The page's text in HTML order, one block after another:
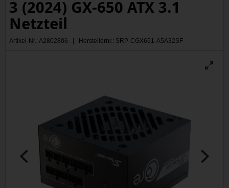
3 (2024) GX-650 ATX 3.1
Netzteil
Artikel-Nr.: A2802806 | Herstellernr.: SRP-CGX651-A5A32SF